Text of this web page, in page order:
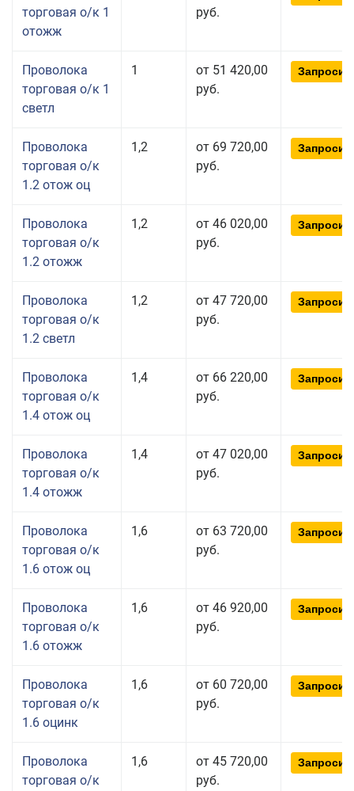
торговая о/к 1
отожж
руб.
Проволока
торговая о/к 1
светл
1
от 51 420,00
руб.
Проволока
торговая о/к
1.2 отож оц
1,2
от 69 720,00
руб.
Проволока
торговая о/к
1.2 отожж
1,2
от 46 020,00
руб.
Проволока
торговая о/к
1.2 светл
1,2
от 47 720,00
руб.
Проволока
торговая о/к
1.4 отож оц
1,4
от 66 220,00
руб.
Проволока
торговая о/к
1.4 отожж
1,4
от 47 020,00
руб.
Проволока
торговая о/к
1.6 отож оц
1,6
от 63 720,00
руб.
Проволока
торговая о/к
1.6 отожж
1,6
от 46 920,00
руб.
Проволока
торговая о/к
1.6 оцинк
1,6
от 60 720,00
руб.
Проволока
торговая о/к
1,6
от 45 720,00
руб.